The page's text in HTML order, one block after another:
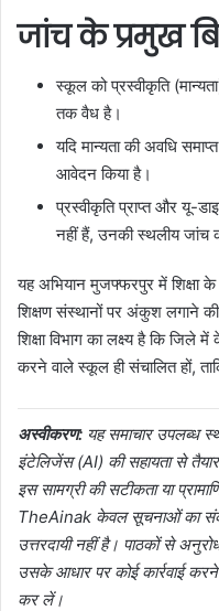
जांच के प्रमुख
स्कूल को प्रस्वीकृति
तक वैध है।
यदि मान्यता की अवधि
आवेदन किया है।
प्रस्वीकृति प्राप्त और यू-
नहीं हैं, उनकी स्थलीय जांच
यह अभियान मुजफ्फरपुर में
शिक्षण संस्थानों पर अंकुश लगाने की
शिक्षा विभाग का लक्ष्य है कि जिले
करने वाले स्कूल ही संचालित हों,
अस्वीकरण: यह समाचार उपलब्ध
इंटेलिजेंस (AI) की सहायता से
इस सामग्री की सटीकता या
TheAinak केवल सूचनाओं का
उत्तरदायी नहीं है। पाठकों से
उसके आधार पर कोई कार्रवाई
कर लें।